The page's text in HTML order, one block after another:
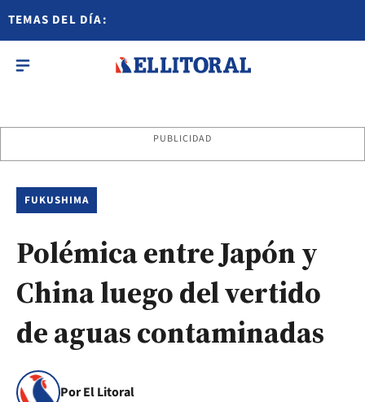
TEMAS DEL DÍA:
PUBLICIDAD
FUKUSHIMA
Polémica entre Japón y
China luego del vertido
de aguas contaminadas
Por El Litoral